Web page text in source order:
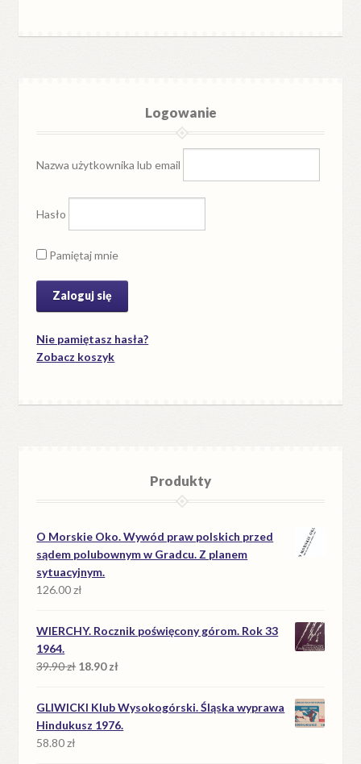
Logowanie
Nazwa użytkownika lub email
Hasło
Pamiętaj mnie
Nie pamiętasz hasła?
Zobacz koszyk
Produkty
O Morskie Oko. Wywód praw polskich przed
sądem polubownym w Gradcu. Z planem
sytuacyjnym.
126.00zł
WIERCHY. Rocznik poświęcony górom. Rok 33
1964.
39.90zł Pierwotna
wynosiła:
39.90 zł.
18.90złAktualna
wynosi:
18.90 zł.
GLIWICKI Klub Wysokogórski. Śląska wyprawa
Hindukusz 1976.
58.80zł